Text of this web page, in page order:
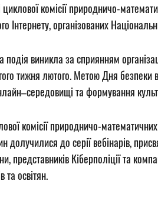
комісії природничо-
Інтернету, організованих
виникла за сприянням
тижня лютого. Метою Дня безпеки
та формування
комісії природничо-
до серії вебінарів,
представників Кіберполіції та
та освітян.